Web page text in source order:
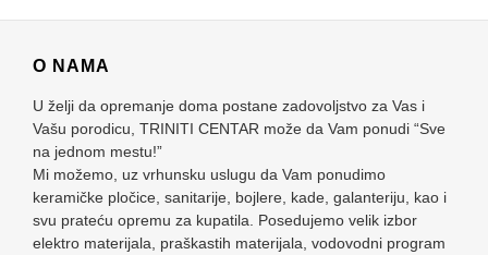
O NAMA
U želji da opremanje doma postane zadovoljstvo za Vas i
Vašu porodicu, TRINITI CENTAR može da Vam ponudi “Sve
na jednom mestu!”
Mi možemo, uz vrhunsku uslugu da Vam ponudimo
keramičke pločice, sanitarije, bojlere, kade, galanteriju, kao i
svu prateću opremu za kupatila. Posedujemo velik izbor
elektro materijala, praškastih materijala, vodovodni program